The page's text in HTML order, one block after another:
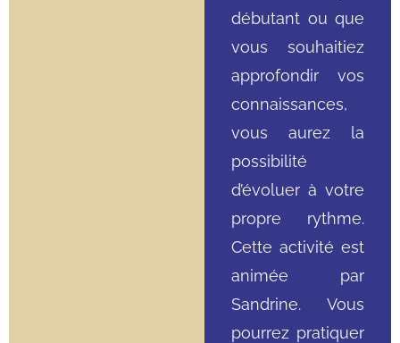
débutant ou que
vous souhaitiez
approfondir vos
connaissances,
vous aurez la
possibilité
d’évoluer à votre
propre rythme.
Cette activité est
animée par
Sandrine. Vous
pourrez pratiquer